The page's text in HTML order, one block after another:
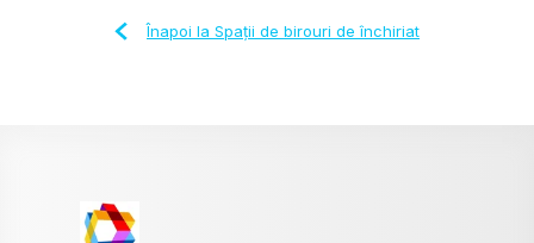
Înapoi la Spații de birouri de închiriat